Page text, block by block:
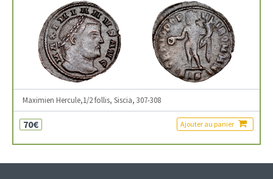
Maximien Hercule,1/2 follis, Siscia, 307-308
70€ Ajouter au panier